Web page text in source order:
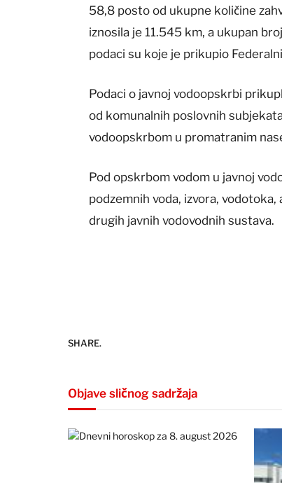
58,8 posto od ukupne količine
iznosila je 11.545 km, a ukupan
podaci su koje je prikupio
Podaci o javnoj vodoopskrbi
od komunalnih poslovnih
vodoopskrbom u promatranim
Pod opskrbom vodom u javnoj
podzemnih voda, izvora,
drugih javnih vodovodnih sustava.
SHARE.
Objave sličnog sadržaja